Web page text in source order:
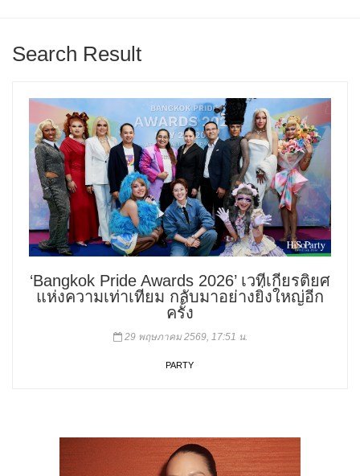
Search Result
‘Bangkok Pride Awards 2026’ เวทีเกียรติยศ
แห่งความเท่าเทียม กลับมาอย่างยิ่งใหญ่อีก
ครั้ง
29 พฤษภาคม 2569, 17:51 น.
PARTY